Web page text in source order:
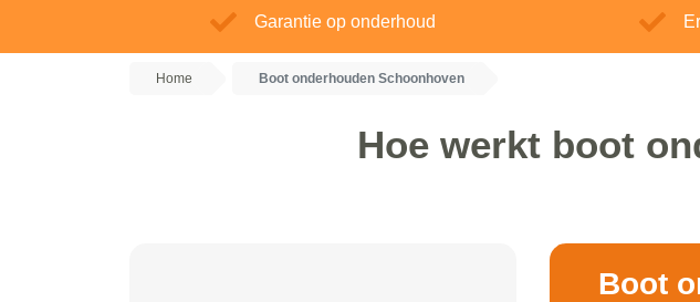
Garantie op onderhoud
Home Boot onderhouden Schoonhoven
Hoe werkt boot
Boot